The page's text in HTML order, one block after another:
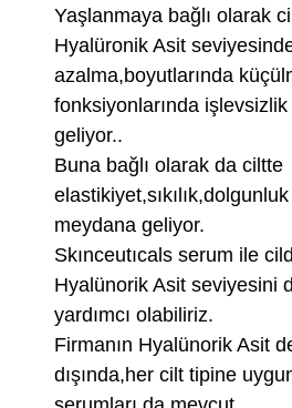
Yaşlanmaya bağlı olarak
Hyalüronik Asit
azalma,boyutlarında
fonksiyonlarında
geliyor..
Buna bağlı olarak da ciltte
meydana geliyor.
Skınceutıcals serum ile
Hyalünorik Asit seviyesini
yardımcı olabiliriz.
Firmanın Hyalünorik Asit
dışında,her cilt tipine